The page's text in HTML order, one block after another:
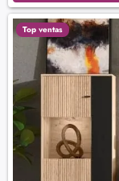
Top ventas